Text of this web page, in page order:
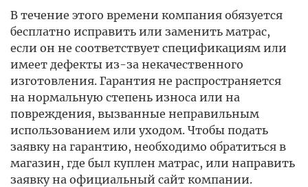
В течение этого времени компания обязуется
бесплатно исправить или заменить матрас,
если он не соответствует спецификациям или
имеет дефекты из-за некачественного
изготовления. Гарантия не распространяется
на нормальную степень износа или на
повреждения, вызванные неправильным
использованием или уходом. Чтобы подать
заявку на гарантию, необходимо обратиться в
магазин, где был куплен матрас, или направить
заявку на официальный сайт компании.